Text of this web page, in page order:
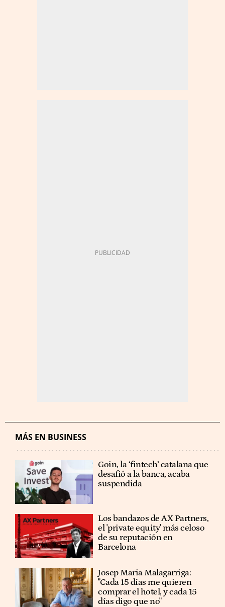
MÁS EN BUSINESS
Goin, la ‘fintech’ catalana que
desafió a la banca, acaba
suspendida
Los bandazos de AX Partners,
el 'private equity' más celoso
de su reputación en
Barcelona
​​Josep Maria Malagarriga:
"Cada 15 días me quieren
comprar el hotel, y cada 15
días digo que no"